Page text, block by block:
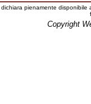
pienamente
Copyright